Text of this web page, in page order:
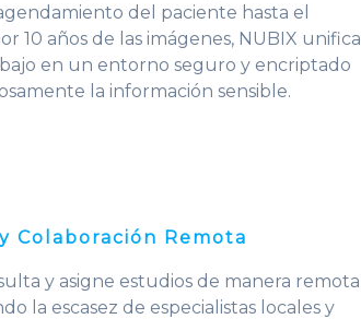
del paciente hasta el
10 años de las imágenes, NUBIX unifica
en un entorno seguro y encriptado
la información sensible.
Colaboración Remota
y asigne estudios de manera remota
la escasez de especialistas locales y